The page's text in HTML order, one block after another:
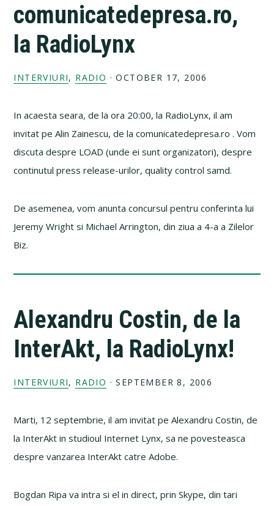
comunicatedepresa.ro,
la RadioLynx
INTERVIURI, RADIO · OCTOBER 17, 2006
In acaesta seara, de la ora 20:00, la RadioLynx, il am
invitat pe Alin Zainescu, de la comunicatedepresa.ro . Vom
discuta despre LOAD (unde ei sunt organizatori), despre
continutul press release-urilor, quality control samd.
De asemenea, vom anunta concursul pentru conferinta lui
Jeremy Wright si Michael Arrington, din ziua a 4-a a Zilelor
Biz.
Alexandru Costin, de la
InterAkt, la RadioLynx!
INTERVIURI, RADIO · SEPTEMBER 8, 2006
Marti, 12 septembrie, il am invitat pe Alexandru Costin, de
la InterAkt in studioul Internet Lynx, sa ne povesteasca
despre vanzarea InterAkt catre Adobe.
Bogdan Ripa va intra si el in direct, prin Skype, din tari